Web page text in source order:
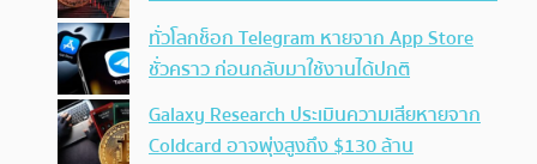
ทั่วโลกช็อก Telegram หายจาก App Store
ชั่วคราว ก่อนกลับมาใช้งานได้ปกติ
Galaxy Research ประเมินความเสียหายจาก
Coldcard อาจพุ่งสูงถึง $130 ล้าน